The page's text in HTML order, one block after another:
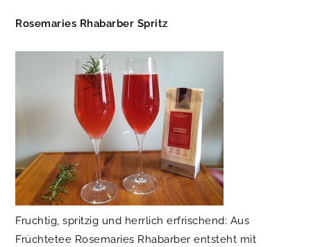
Rosemaries Rhabarber Spritz
Fruchtig, spritzig und herrlich erfrischend: Aus
Früchtetee Rosemaries Rhabarber entsteht mit